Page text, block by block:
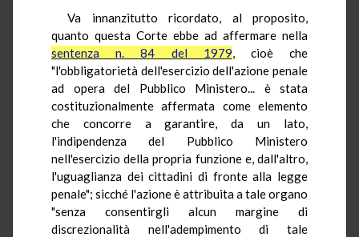
Va innanzitutto ricordato, al proposito,
quanto questa Corte ebbe ad affermare nella
sentenza n. 84 del 1979, cioè che
"l'obbligatorietà dell'esercizio dell'azione penale
ad opera del Pubblico Ministero... è stata
costituzionalmente affermata come elemento
che concorre a garantire, da un lato,
l'indipendenza del Pubblico Ministero
nell'esercizio della propria funzione e, dall'altro,
l'uguaglianza dei cittadini di fronte alla legge
penale"; sicché l'azione è attribuita a tale organo
"senza consentirgli alcun margine di
discrezionalità nell'adempimento di tale